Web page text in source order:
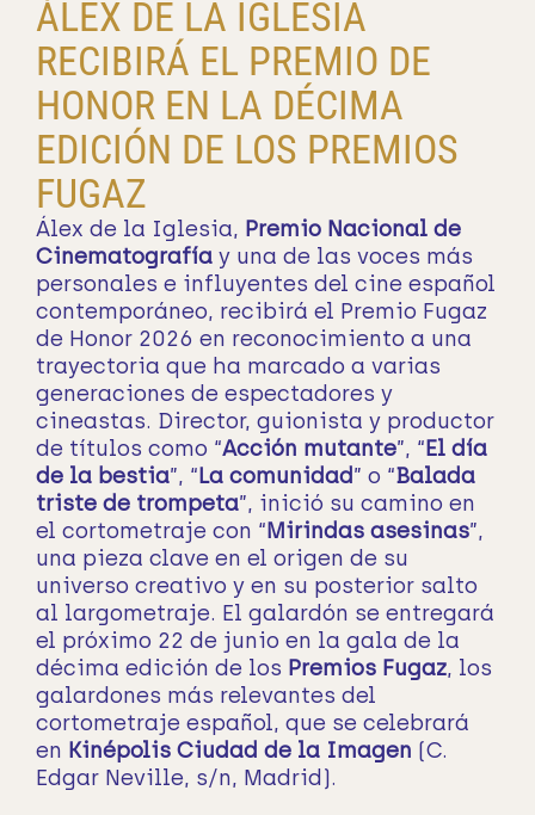
ÁLEX DE LA IGLESIA
RECIBIRÁ EL PREMIO DE
HONOR EN LA DÉCIMA
EDICIÓN DE LOS PREMIOS
FUGAZ
Álex de la Iglesia, Premio Nacional de
Cinematografíay una de las voces más
personales e influyentes del cine español
contemporáneo, recibirá el Premio Fugaz
de Honor 2026 en reconocimiento a una
trayectoria que ha marcado a varias
generaciones de espectadores y
cineastas. Director, guionista y productor
de títulos como “Acción mutante”, “El día
de la bestia”, “La comunidad” o “Balada
triste de trompeta”, inició su camino en
el cortometraje con “Mirindas asesinas”,
una pieza clave en el origen de su
universo creativo y en su posterior salto
al largometraje. El galardón se entregará
el próximo 22 de junio en la gala de la
décima edición de los Premios Fugaz, los
galardones más relevantes del
cortometraje español, que se celebrará
en Kinépolis Ciudad de la Imagen (C.
Edgar Neville, s/n, Madrid).